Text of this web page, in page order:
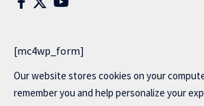
[mc4wp_form]
Our website stores cookies on your
remember you and help personalize your